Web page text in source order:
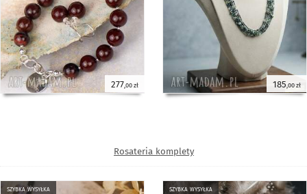
277,00 zł 185,00 zł
Rosateria komplety
szybka wysyłka szybka wysyłka